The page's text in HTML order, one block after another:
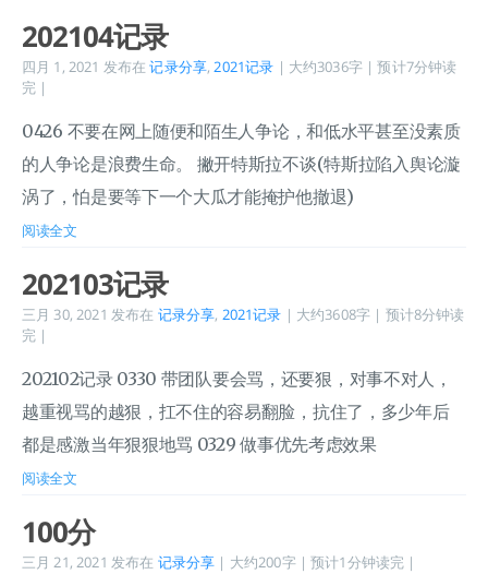
202104记录
四月 1, 2021 发布在 记录分享,2021记录 | 大约3036字 | 预计7分钟读
完 |
0426 不要在网上随便和陌生人争论，和低水平甚至没素质
的人争论是浪费生命。 撇开特斯拉不谈(特斯拉陷入舆论漩
涡了，怕是要等下一个大瓜才能掩护他撤退)
阅读全文
202103记录
三月 30, 2021 发布在 记录分享, 2021记录 | 大约3608字 | 预计8分钟读
完 |
202102记录 0330 带团队要会骂，还要狠，对事不对人，
越重视骂的越狠，扛不住的容易翻脸，抗住了，多少年后
都是感激当年狠狠地骂 0329 做事优先考虑效果
阅读全文
100分
三月 21, 2021 发布在 记录分享 | 大约200字 | 预计1分钟读完 |